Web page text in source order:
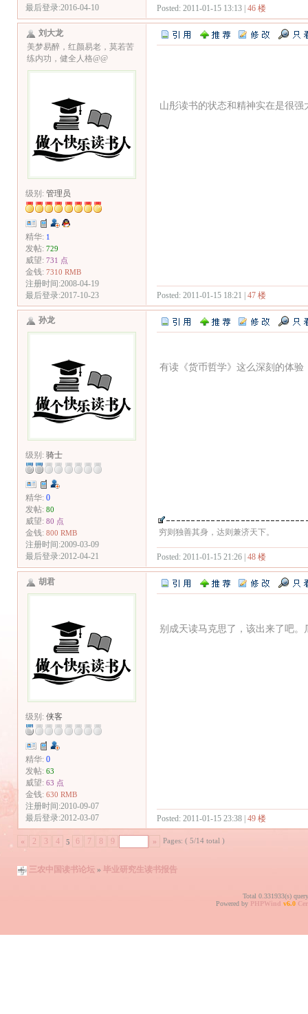
最后登录:2016-04-10
Posted: 2011-01-15 13:13 | 46 楼
刘大龙
美梦易醉，红颜易老，莫若苦
练内功，健全人格@@
级别: 管理员
精华: 1
发帖: 729
威望: 731 点
金钱: 7310 RMB
注册时间:2008-04-19
最后登录:2017-10-23
山彤读书的状态和精神实在是很
Posted: 2011-01-15 18:21 | 47 楼
孙龙
级别: 骑士
精华: 0
发帖: 80
威望: 80 点
金钱: 800 RMB
注册时间:2009-03-09
最后登录:2012-04-21
有读《货币哲学》这么深刻的体
穷则独善其身，达则兼济天下。
Posted: 2011-01-15 21:26 | 48 楼
胡君
级别: 侠客
精华: 0
发帖: 63
威望: 63 点
金钱: 630 RMB
注册时间:2010-09-07
最后登录:2012-03-07
别成天读马克思了，该出来了吧。
Posted: 2011-01-15 23:38 | 49 楼
« 2 3 4 5 6 7 8 9 » Pages: ( 5/14 total )
三农中国读书论坛 » 毕业研究生读书报告
Total 0.331933(s)
Powered by PHPWind v6.0